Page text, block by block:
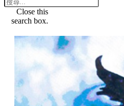
Close this
search box.